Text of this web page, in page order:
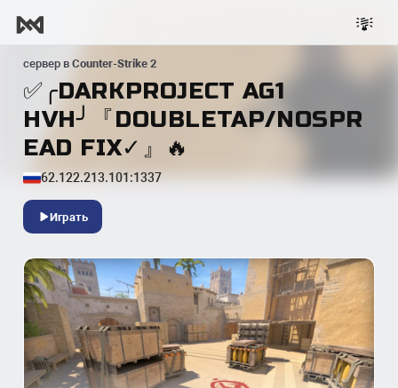
сервер в Counter-Strike 2
✅╭DARKPROJECT AG1
HVH╯『DOUBLETAP/NOSPR
EAD FIX✓』🔥
62.122.213.101:1337
Играть